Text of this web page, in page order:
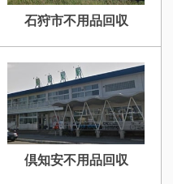
石狩市不用品回収
倶知安不用品回収